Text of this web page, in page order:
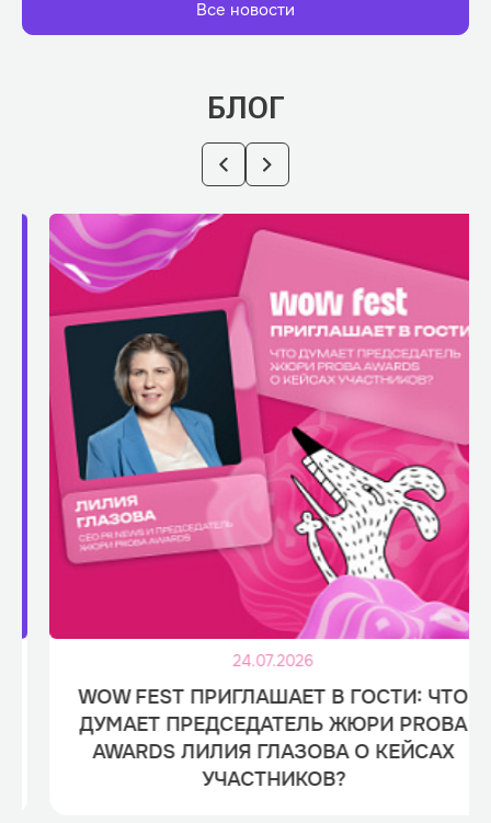
Все новости
БЛОГ
WOW FEST ПРИГЛАШАЕТ В ГОСТИ: ЧТО
ДУМАЕТ ПРЕДСЕДАТЕЛЬ ЖЮРИ PROBA
AWARDS ЛИЛИЯ ГЛАЗОВА О КЕЙСАХ
УЧАСТНИКОВ?
24.07.2026